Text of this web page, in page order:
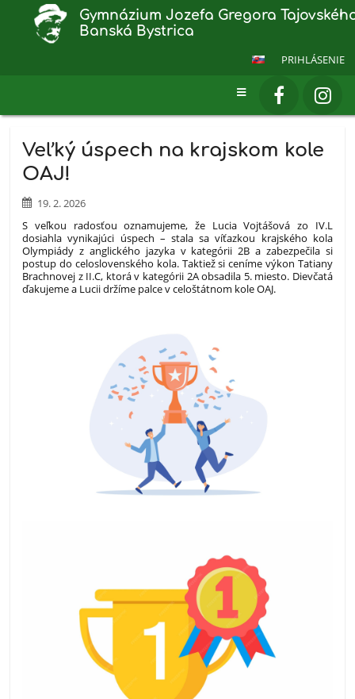
Gymnázium Jozefa Gregora
Banská Bystrica
PRIHLÁSENIE
Novinky
Veľký úspech na krajskom kole
OAJ!
19. 2. 2026
S veľkou radosťou oznamujeme, že Lucia Vojtášová zo IV.L
dosiahla vynikajúci úspech – stala sa víťazkou krajského kola
Olympiády z anglického jazyka v kategórii 2B a zabezpečila si
postup do celoslovenského kola. Taktiež si ceníme výkon Tatiany
Brachnovej z II.C, ktorá v kategórii 2A obsadila 5. miesto. Dievčatá
ďakujeme a Lucii držíme palce v celoštátnom kole OAJ.